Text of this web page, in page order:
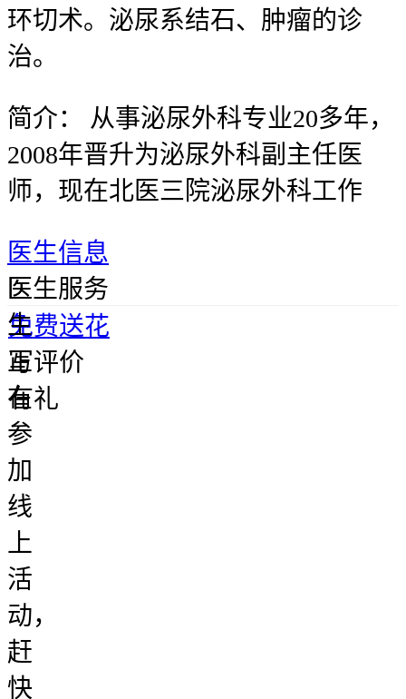
环切术。泌尿系结石、肿瘤的诊
治。
简介：
从事泌尿外科专业20多年，
2008年晋升为泌尿外科副主任医
师，现在北医三院泌尿外科工作
医生信息
医
生
正
在
参
加
线
上
活
动，
赶
快
医生服务
免费送花
写评价
有礼